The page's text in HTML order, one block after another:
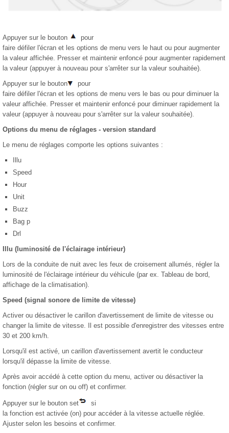
Appuyer sur le bouton
pour
faire défiler l'écran et les options de menu vers le haut ou pour augmenter
la valeur affichée. Presser et maintenir enfoncé pour augmenter rapidement
la valeur (appuyer à nouveau pour s'arrêter sur la valeur souhaitée).
Appuyer sur le bouton
pour
faire défiler l'écran et les options de menu vers le bas ou pour diminuer la
valeur affichée. Presser et maintenir enfoncé pour diminuer rapidement la
valeur (appuyer à nouveau pour s'arrêter sur la valeur souhaitée).
Options du menu de réglages - version standard
Le menu de réglages comporte les options suivantes :
Illu
Speed
Hour
Unit
Buzz
Bag p
Drl
Illu (luminosité de l'éclairage intérieur)
Lors de la conduite de nuit avec les feux de croisement allumés, régler la
luminosité de l'éclairage intérieur du véhicule (par ex. Tableau de bord,
affichage de la climatisation).
Speed (signal sonore de limite de vitesse)
Activer ou désactiver le carillon d'avertissement de limite de vitesse ou
changer la limite de vitesse. Il est possible d'enregistrer des vitesses entre
30 et 200 km/h.
Lorsqu'il est activé, un carillon d'avertissement avertit le conducteur
lorsqu'il dépasse la limite de vitesse.
Après avoir accédé à cette option du menu, activer ou désactiver la
fonction (régler sur on ou off) et confirmer.
Appuyer sur le bouton set
si
la fonction est activée (on) pour accéder à la vitesse actuelle réglée.
Ajuster selon les besoins et confirmer.